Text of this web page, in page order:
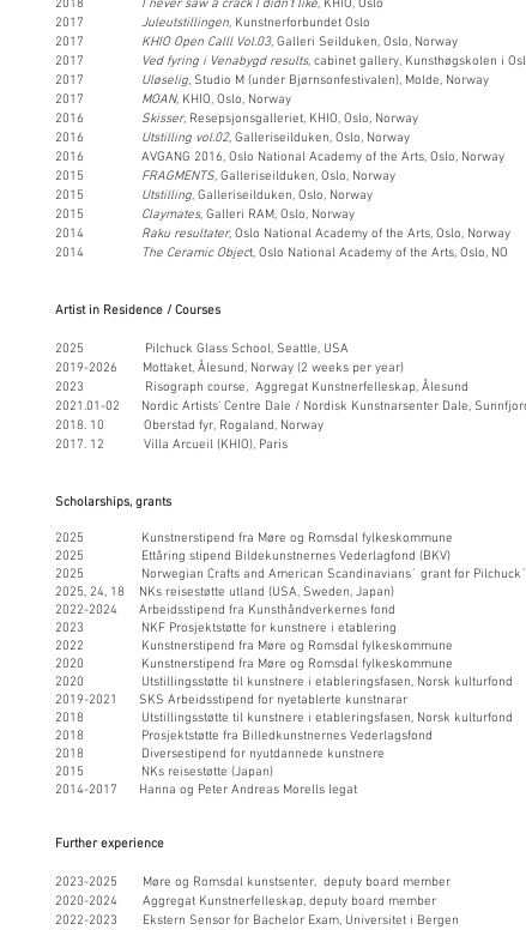
2018
I never saw a crack I didn't like, KHIO, Oslo
2017 Juleutstillingen, Kunstnerforbundet Oslo
2017
KHIO Open Calll Vol.03, Galleri Seilduken, Oslo, Norway
2017
Ved fyring i Venabygd results, cabinet gallery, Kunsthøgskolen i
2017
Uløselig, Studio M (under Bjørnsonfestivalen), Molde, Norway
2017 MOAN, KHIO, Oslo, Norway
2016
Skisser, Resepsjonsgalleriet, KHIO, Oslo, Norway
2016 Utstilling vol.02, Galleriseilduken, Oslo, Norway
2016 AVGANG 2016, Oslo National Academy of the Arts, Oslo, Norway
2015
FRAGMENTS, Galleriseilduken, Oslo, Norway
2015
Utstilling, Galleriseilduken, Oslo, Norway
2015
Claymates, Galleri RAM, Oslo, Norway
2014
Raku resultater, Oslo National Academy of the Arts, Oslo, Norway
2014
The Ceramic Object, Oslo National Academy of the Arts, Oslo, NO
Artist in Residence / Courses
2025 Pilchuck Glass School, Seattle, USA
2019-2026
Mottaket, Ålesund, Norway (2 weeks per year)
2023 Risograph course, Aggregat Kunstnerfelleskap, Ålesund
2021.01-02 Nordic Artists' Centre Dale / Nordisk Kunstnarsenter Dale,
2018. 10 Oberstad fyr, Rogaland, Norway
2017. 12 Villa Arcueil (KHIO), Paris
Scholarships, grants
2025 Kunstnerstipend fra Møre og Romsdal fylkeskommune
2025 Ettåring stipend Bildekunstnernes Vederlagfond (BKV)
2025 Norwegian Crafts and American Scandinavians´ grant for Pilchuck´s
2025, 24, 18 NKs reisestøtte utland (USA, Sweden, Japan)
2022-2024 Arbeidsstipend fra Kunsthåndverkernes fond
2023 NKF Prosjektstøtte for kunstnere i etablering
2022 Kunstnerstipend fra Møre og Romsdal fylkeskommune
2020 Kunstnerstipend fra Møre og Romsdal fylkeskommune
2020 Utstillingsstøtte til kunstnere i etableringsfasen, Norsk kulturfond
2019-2021 SKS Arbeidsstipend for nyetablerte kunstnarar
2018 Utstillingsstøtte til kunstnere i etableringsfasen, Norsk kulturfond
2018 Prosjektstøtte fra Billedkunstnernes Vederlagsfond
2018 Diversestipend for nyutdannede kunstnere
2015 NKs reisestøtte (Japan)
2014-2017 Hanna og Peter Andreas Morells legat
Further experience
2023-2025 Møre og Romsdal kunstsenter, deputy board member
2020-2024 Aggregat Kunstnerfelleskap, deputy board member
2022-2023 Ekstern Sensor for Bachelor Exam, Universitet i Bergen